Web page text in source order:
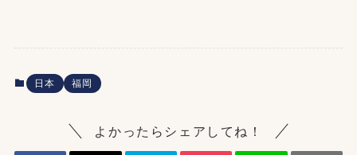
日本 福岡
よかったらシェアしてね！